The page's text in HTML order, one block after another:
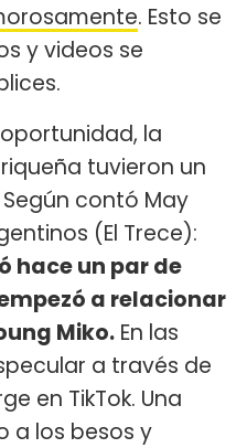
. Esto se
y videos se
la
tuvieron un
contó May
(El Trece):
hace un par de
a relacionar
Miko. En las
a través de
en TikTok. Una
a los besos y